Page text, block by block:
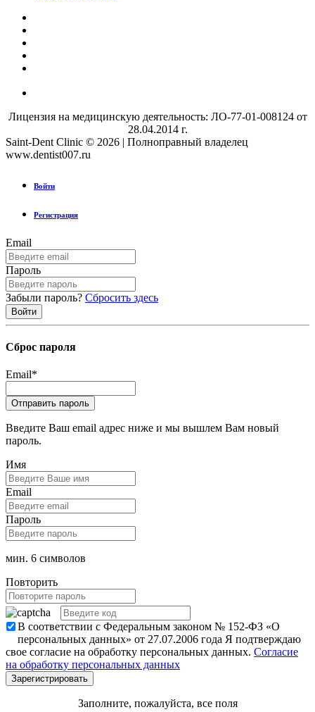
Лицензия на медицинскую деятельность: ЛО-77-01-008124 от
28.04.2014 г.
Saint-Dent Clinic © 2026 | Полноправный владелец
www.dentist007.ru
Войти
Регистрация
Email
Пароль
Забыли пароль? Сбросить здесь
Сброс пароля
Email*
Введите Ваш email адрес ниже и мы вышлем Вам новый
пароль.
Имя
Email
Пароль
мин. 6 символов
Повторить
В соответствии с Федеральным законом № 152-ФЗ «О
персональных данных» от 27.07.2006 года Я подтверждаю
свое согласие на обработку персональных данных. Согласие
на обработку персональных данных
Заполните, пожалуйста, все поля